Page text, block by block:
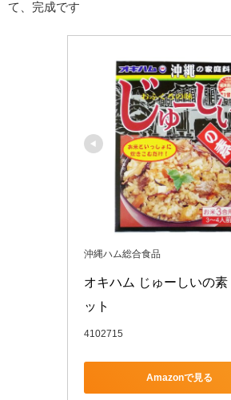
て、完成です
沖縄ハム総合食品
オキハム じゅーしいの素
ット
4102715
Amazonで見る